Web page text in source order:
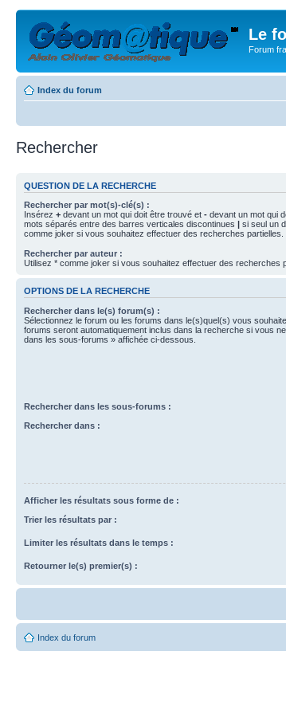
Le
Forum
Index du forum
Rechercher
QUESTION DE LA RECHERCHE
Rechercher par mot(s)-clé(s) :
Insérez + devant un mot qui doit être trouvé et - devant un mot qui
mots séparés entre des barres verticales discontinues | si seul un
comme joker si vous souhaitez effectuer des recherches partielles.
Rechercher par auteur :
Utilisez * comme joker si vous souhaitez effectuer des recherches
OPTIONS DE LA RECHERCHE
Rechercher dans le(s) forum(s) :
Sélectionnez le forum ou les forums dans le(s)quel(s) vous
forums seront automatiquement inclus dans la recherche si vous
dans les sous-forums » affichée ci-dessous.
Rechercher dans les sous-forums :
Rechercher dans :
Afficher les résultats sous forme de :
Trier les résultats par :
Limiter les résultats dans le temps :
Retourner le(s) premier(s) :
Index du forum